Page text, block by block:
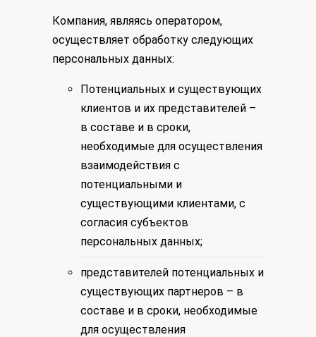
Компания, являясь оператором,
осуществляет обработку следующих
персональных данных:
Потенциальных и существующих
клиентов и их представителей –
в составе и в сроки,
необходимые для осуществления
взаимодействия с
потенциальными и
существующими клиентами, с
согласия субъектов
персональных данных;
представителей потенциальных и
существующих партнеров – в
составе и в сроки, необходимые
для осуществления